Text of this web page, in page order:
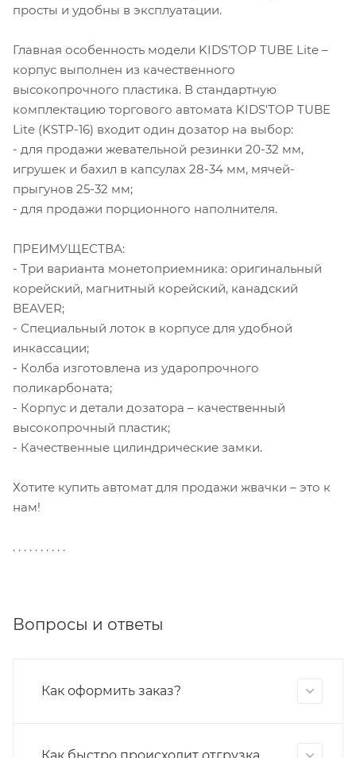
просты и удобны в эксплуатации.
Главная особенность модели KIDS'TOP TUBE Lite –
корпус выполнен из качественного
высокопрочного пластика. В стандартную
комплектацию торгового автомата KIDS'TOP TUBE
Lite (KSTP-16) входит один дозатор на выбор:
- для продажи жевательной резинки 20-32 мм,
игрушек и бахил в капсулах 28-34 мм, мячей-
прыгунов 25-32 мм;
- для продажи порционного наполнителя.
ПРЕИМУЩЕСТВА:
- Три варианта монетоприемника: оригинальный
корейский, магнитный корейский, канадский
BEAVER;
- Специальный лоток в корпусе для удобной
инкассации;
- Колба изготовлена из ударопрочного
поликарбоната;
- Корпус и детали дозатора – качественный
высокопрочный пластик;
- Качественные цилиндрические замки.
Хотите купить автомат для продажи жвачки – это к
нам!
. . . . . . . . . .
Вопросы и ответы
Как оформить заказ?
Как быстро происходит отгрузка